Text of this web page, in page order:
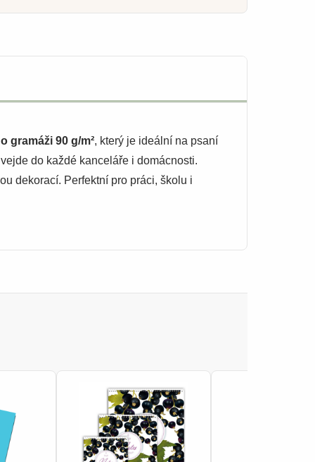
gramáži 90 g/m², který je ideální na psaní
do každé kanceláře i domácnosti.
dekorací. Perfektní pro práci, školu i